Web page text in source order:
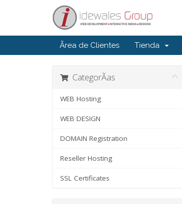
Ãrea de Clientes Tienda
CategorÃ­as
WEB Hosting
WEB DESIGN
DOMAIN Registration
Reseller Hosting
SSL Certificates